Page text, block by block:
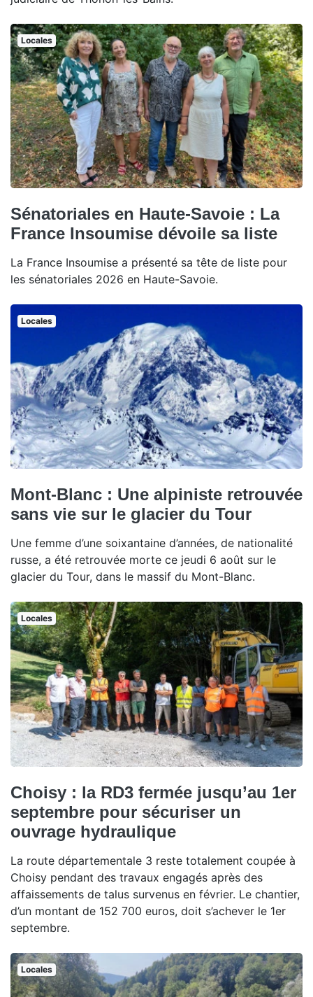
Locales
Sénatoriales en Haute-Savoie : La
France Insoumise dévoile sa liste
La France Insoumise a présenté sa tête de liste pour
les sénatoriales 2026 en Haute-Savoie.
Locales
Mont-Blanc : Une alpiniste retrouvée
sans vie sur le glacier du Tour
Une femme d’une soixantaine d’années, de nationalité
russe, a été retrouvée morte ce jeudi 6 août sur le
glacier du Tour, dans le massif du Mont-Blanc.
Locales
Choisy : la RD3 fermée jusqu’au 1er
septembre pour sécuriser un
ouvrage hydraulique
La route départementale 3 reste totalement coupée à
Choisy pendant des travaux engagés après des
affaissements de talus survenus en février. Le chantier,
d’un montant de 152 700 euros, doit s’achever le 1er
septembre.
Locales